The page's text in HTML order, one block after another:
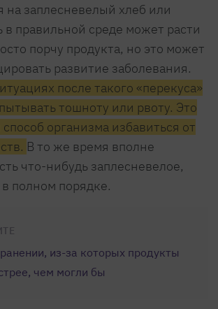
на заплесневелый хлеб или
правильной среде может расти
порчу продукта, но это может
развитие заболевания.
после такого «перекуса»
тошноту или рвоту. Это
организма избавиться от
В то же время вполне
что-нибудь заплесневелое,
полном порядке.
из-за которых продукты
чем могли бы